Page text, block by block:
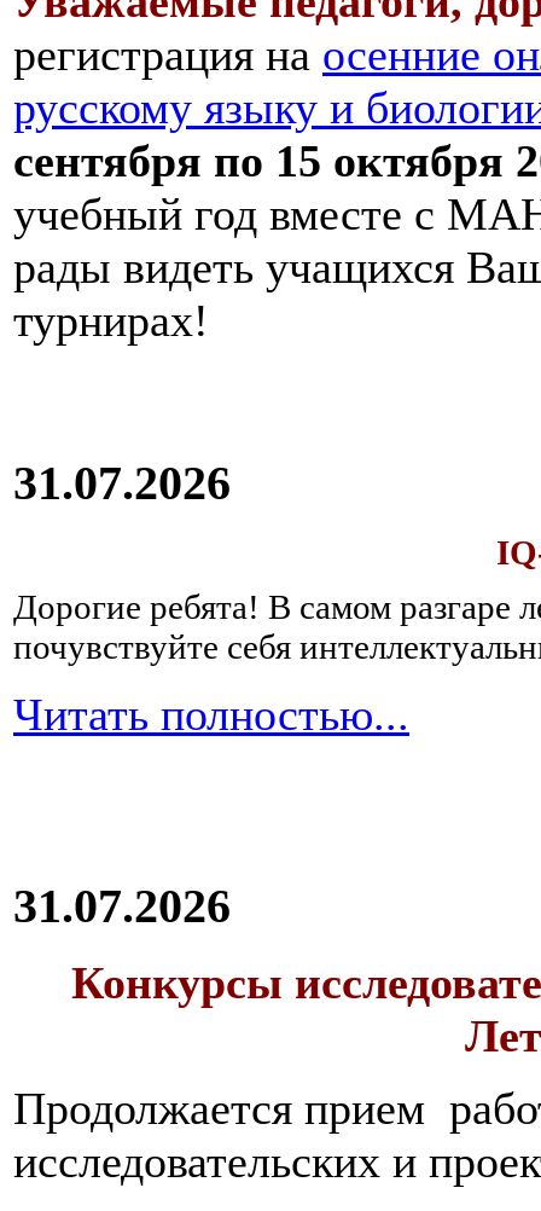
регистрация на осенние
русскому языку и
сентября по 15 октября
учебный год вместе с
рады видеть учащихся
турнирах!
31.07.2026
Дорогие ребята! В самом разгаре
почувствуйте себя
Читать полностью...
31.07.2026
Конкурсы
Продолжается прием
исследовательских и